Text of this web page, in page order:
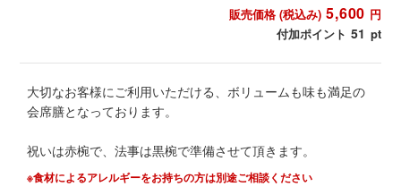
販売価格 (税込み) 5,600 円
付加ポイント 51 pt
大切なお客様にご利用いただける、ボリュームも味も満足の
会席膳となっております。
祝いは赤椀で、法事は黒椀で準備させて頂きます。
※食材によるアレルギーをお持ちの方は別途ご相談ください